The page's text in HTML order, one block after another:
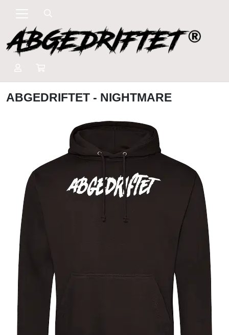
ABGEDRIFTET - NIGHTMARE